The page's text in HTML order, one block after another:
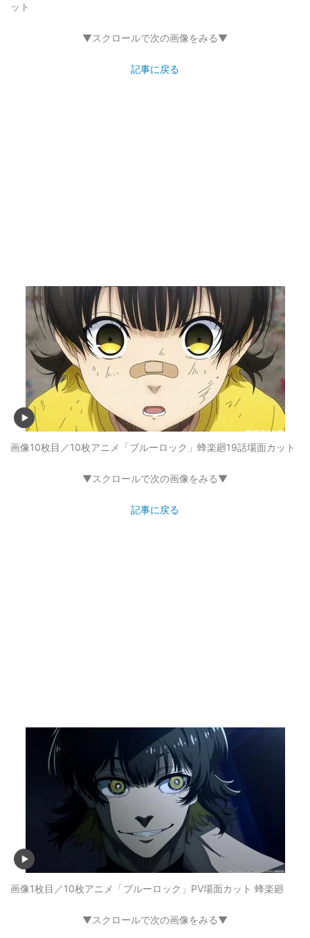
ット
▼スクロールで次の画像をみる▼
記事に戻る
画像10枚目／10枚アニメ「ブルーロック」蜂楽廻19話場面カット
▼スクロールで次の画像をみる▼
記事に戻る
画像1枚目／10枚アニメ「ブルーロック」PV場面カット 蜂楽廻
▼スクロールで次の画像をみる▼